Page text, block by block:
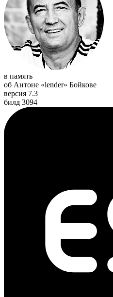
в память
об Антоне «lender» Бойкове
версия 7.3
билд 3094